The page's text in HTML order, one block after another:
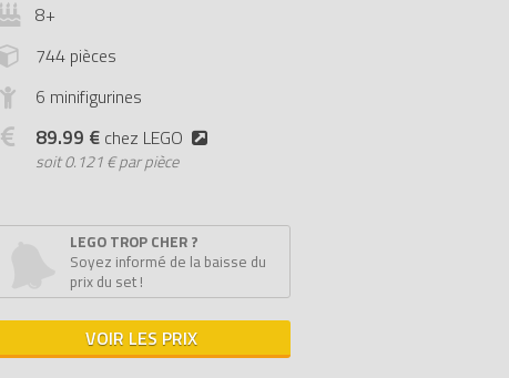
8+
744 pièces
6 minifigurines
89.99 € chez LEGO
soit0.121 € par pièce
LEGO TROP CHER ?
Soyez informé de la baisse du
prix du set !
VOIR LES PRIX